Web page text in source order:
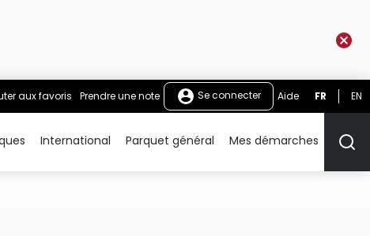
aux favoris Prendre une note Se connecter Aide FR EN
International Parquet général Mes démarches